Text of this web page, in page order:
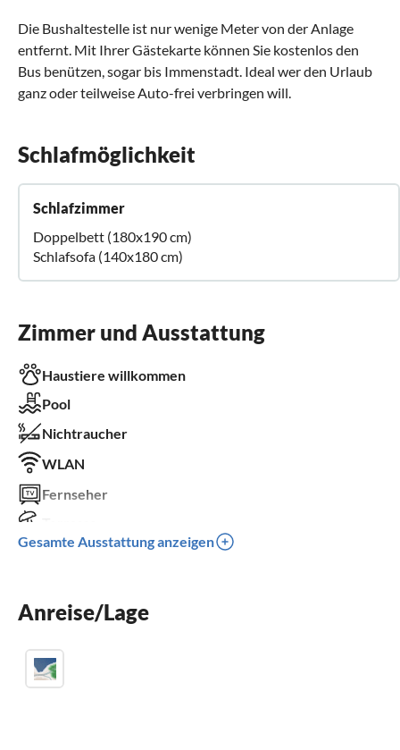
Die Bushaltestelle ist nur wenige Meter von der Anlage
entfernt. Mit Ihrer Gästekarte können Sie kostenlos den
Bus benützen, sogar bis Immenstadt. Ideal wer den Urlaub
ganz oder teilweise Auto-frei verbringen will.
Schlafmöglichkeit
Schlafzimmer
Doppelbett (180x190 cm)
Schlafsofa (140x180 cm)
Zimmer und Ausstattung
Haustiere willkommen
Pool
Nichtraucher
WLAN
Fernseher
Spülmaschine
Sauna
Gesamte Ausstattung anzeigen
Anreise/Lage